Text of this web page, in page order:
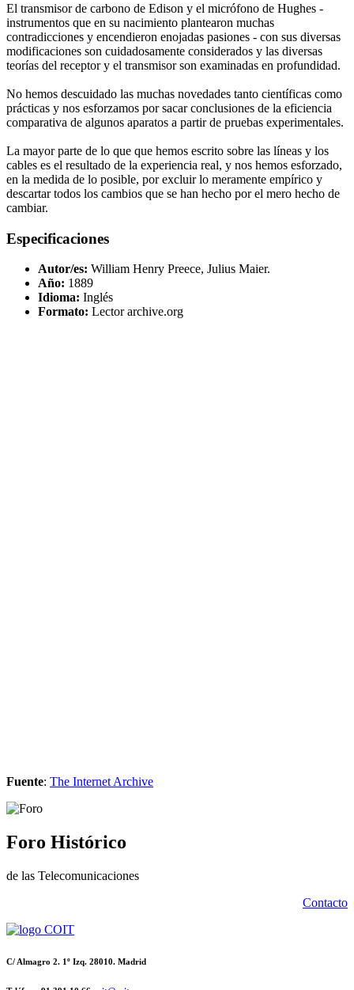
El transmisor de carbono de Edison y el micrófono de Hughes -
instrumentos que en su nacimiento plantearon muchas
contradicciones y encendieron enojadas pasiones - con sus diversas
modificaciones son cuidadosamente considerados y las diversas
teorías del receptor y el transmisor son examinadas en profundidad.
No hemos descuidado las muchas novedades tanto científicas como
prácticas y nos esforzamos por sacar conclusiones de la eficiencia
comparativa de algunos aparatos a partir de pruebas experimentales.
La mayor parte de lo que que hemos escrito sobre las líneas y los
cables es el resultado de la experiencia real, y nos hemos esforzado,
en la medida de lo posible, por excluir lo meramente empírico y
descartar todos los cambios que se han hecho por el mero hecho de
cambiar.
Especificaciones
Autor/es: William Henry Preece, Julius Maier.
Año: 1889
Idioma: Inglés
Formato: Lector archive.org
Fuente: The Internet Archive
Foro Histórico
de las Telecomunicaciones
Contacto
C/ Almagro 2. 1º Izq. 28010. Madrid